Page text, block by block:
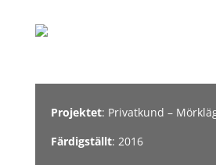
Projektet: Privatkund –
Färdigställt: 2016